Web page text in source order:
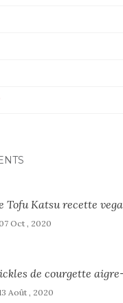
Tofu Katsu recette
Oct , 2020
de courgette
Août , 2020